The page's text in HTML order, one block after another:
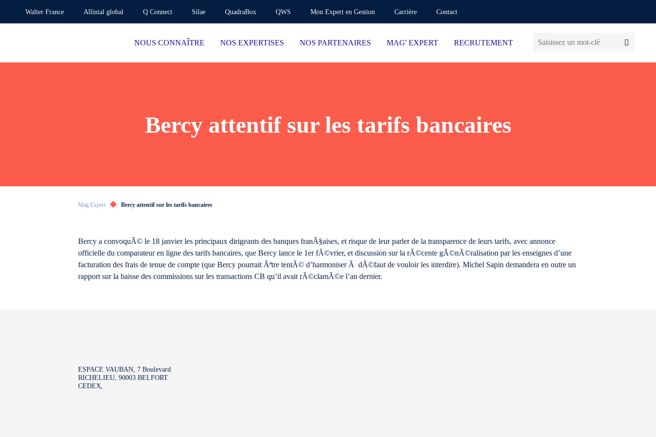
Walter France Allinial global Q Connect Silae QuadraBox QWS Mon Expert en Gestion Carrière Contact
NOUS CONNAÎTRE NOS EXPERTISES NOS PARTENAIRES MAG' EXPERT RECRUTEMENT
Bercy attentif sur les tarifs bancaires
Mag Expert Bercy attentif sur les tarifs bancaires
Bercy a convoquÃ© le 18 janvier les principaux dirigeants des banques franÃ§aises, et risque de leur parler de la transparence de leurs tarifs, avec annonce
officielle du comparateur en ligne des tarifs bancaires, que Bercy lance le 1er fÃ©vrier, et discussion sur la rÃ©cente gÃ©nÃ©ralisation par les enseignes d’une
facturation des frais de tenue de compte (que Bercy pourrait Ãªtre tentÃ© d’harmoniser Ã dÃ©faut de vouloir les interdire). Michel Sapin demandera en outre un
rapport sur la baisse des commissions sur les transactions CB qu’il avait rÃ©clamÃ©e l’an dernier.
ESPACE VAUBAN, 7 Boulevard
RICHELIEU, 90003 BELFORT
CEDEX,